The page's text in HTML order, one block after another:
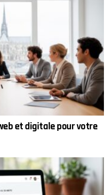
et digitale pour votre